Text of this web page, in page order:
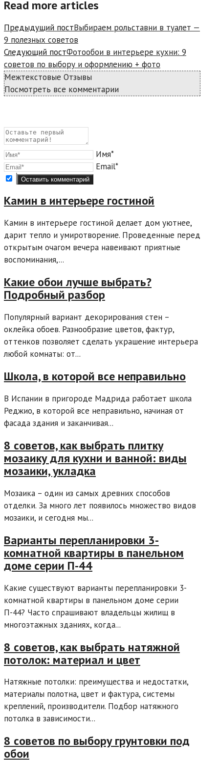
Read more articles
Предыдущий постВыбираем рольставни в туалет —
9 полезных советов
Следующий постФотообои в интерьере кухни: 9
советов по выбору и оформлению + фото
Межтекстовые Отзывы
Посмотреть все комментарии
Имя*
Email*
Камин в интерьере гостиной
Камин в интерьере гостиной делает дом уютнее,
дарит тепло и умиротворение. Проведенные перед
открытым очагом вечера навеивают приятные
воспоминания,...
Какие обои лучше выбрать?
Подробный разбор
Популярный вариант декорирования стен –
оклейка обоев. Разнообразие цветов, фактур,
оттенков позволяет сделать украшение интерьера
любой комнаты: от...
Школа, в которой все неправильно
В Испании в пригороде Мадрида работает школа
Реджио, в которой все неправильно, начиная от
фасада здания и заканчивая...
8 советов, как выбрать плитку
мозаику для кухни и ванной: виды
мозаики, укладка
Мозаика – один из самых древних способов
отделки. За много лет появилось множество видов
мозаики, и сегодня мы...
Варианты перепланировки 3-
комнатной квартиры в панельном
доме серии П-44
Какие существуют варианты перепланировки 3-
комнатной квартиры в панельном доме серии
П-44? Часто спрашивают владельцы жилищ в
многоэтажных зданиях, когда...
8 советов, как выбрать натяжной
потолок: материал и цвет
Натяжные потолки: преимущества и недостатки,
материалы полотна, цвет и фактура, системы
креплений, производители. Подбор натяжного
потолка в зависимости...
8 советов по выбору грунтовки под
обои